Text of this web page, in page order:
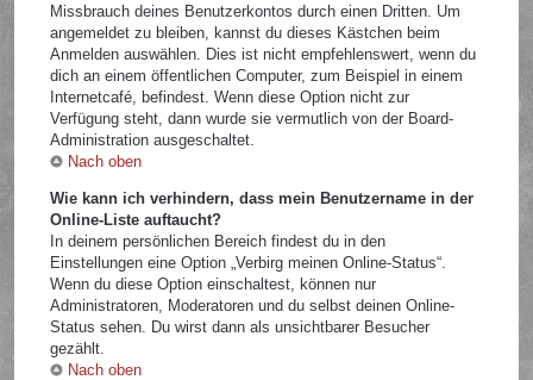
Missbrauch deines Benutzerkontos durch einen Dritten. Um
angemeldet zu bleiben, kannst du dieses Kästchen beim
Anmelden auswählen. Dies ist nicht empfehlenswert, wenn du
dich an einem öffentlichen Computer, zum Beispiel in einem
Internetcafé, befindest. Wenn diese Option nicht zur
Verfügung steht, dann wurde sie vermutlich von der Board-
Administration ausgeschaltet.
Nach oben
Wie kann ich verhindern, dass mein Benutzername in der
Online-Liste auftaucht?
In deinem persönlichen Bereich findest du in den
Einstellungen eine Option „Verbirg meinen Online-Status“.
Wenn du diese Option einschaltest, können nur
Administratoren, Moderatoren und du selbst deinen Online-
Status sehen. Du wirst dann als unsichtbarer Besucher
gezählt.
Nach oben